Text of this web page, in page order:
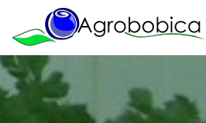
O NAMA